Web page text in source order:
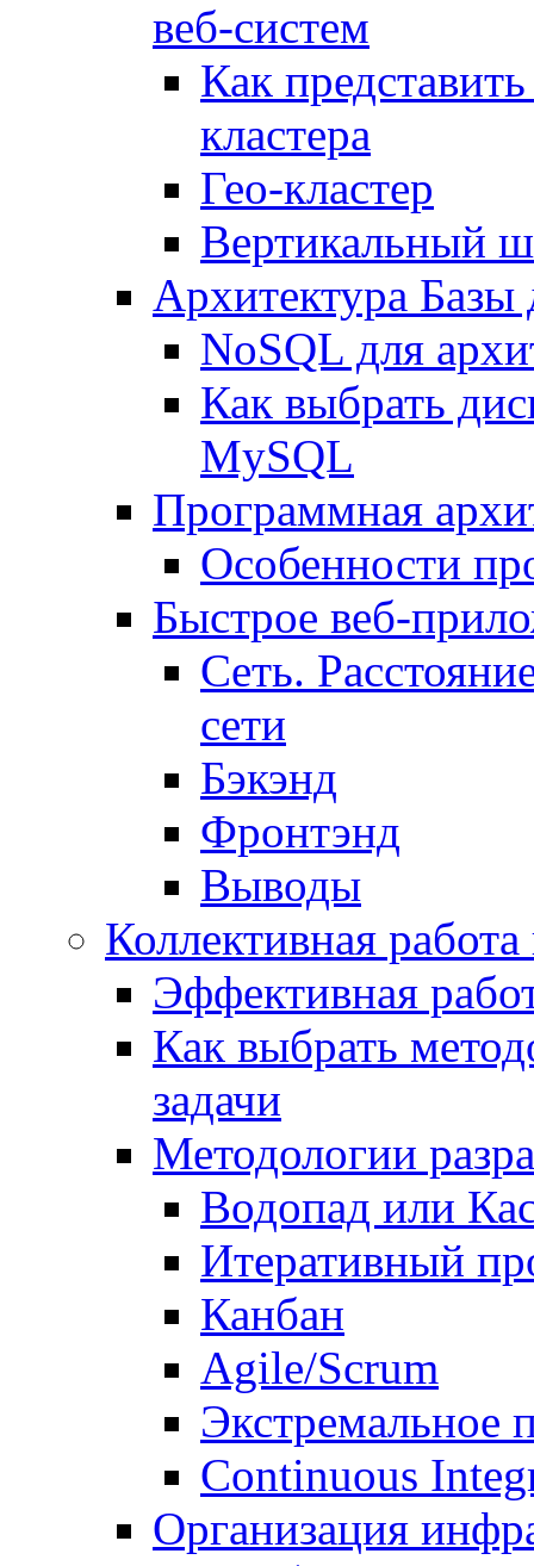
веб-систем
Как
кластера
Гео-кластер
Вертикальный
Архитектура
NoSQL для
Как выбрать
MySQL
Программная
Особенности
Быстрое веб-
Сеть.
сети
Бэкэнд
Фронтэнд
Выводы
Коллективная
Эффективная
Как выбрать
задачи
Методологии
Водопад или
Итеративный
Канбан
Agile/Scrum
Экстремальное
Continuous
Организация